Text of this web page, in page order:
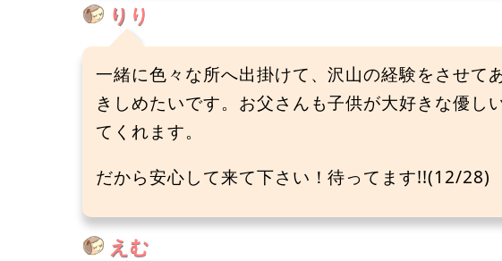
りり
一緒に色々な所へ出掛けて、沢山の経験をさせて
きしめたいです。お父さんも子供が大好きな優し
てくれます。
だから安心して来て下さい！待ってます!!(12/28)
えむ